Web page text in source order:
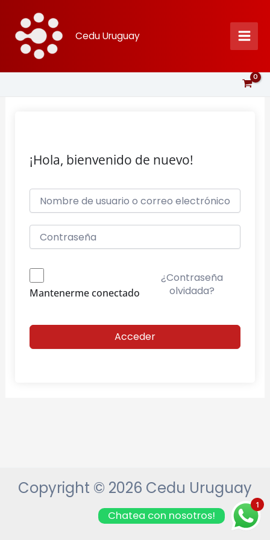
contenido
Cedu Uruguay
¡Hola, bienvenido de nuevo!
Mantenerme conectado
¿Contraseña
olvidada?
Acceder
Copyright © 2026 Cedu Uruguay
1
Chatea con nosotros!